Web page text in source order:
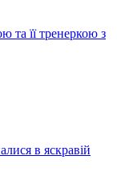
та її тренеркою з
в яскравій